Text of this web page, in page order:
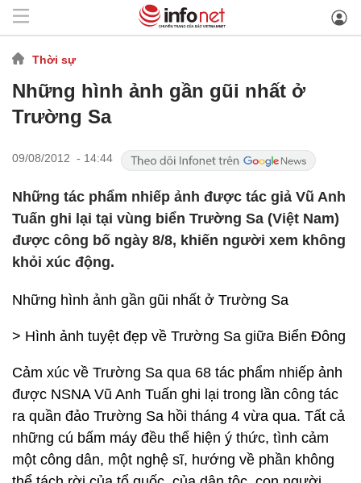
Thời sự
Những hình ảnh gần gũi nhất ở
Trường Sa
09/08/2012 - 14:44
Những tác phẩm nhiếp ảnh được tác giả Vũ Anh
Tuấn ghi lại tại vùng biển Trường Sa (Việt Nam)
được công bố ngày 8/8, khiến người xem không
khỏi xúc động.
Những hình ảnh gần gũi nhất ở Trường Sa
> Hình ảnh tuyệt đẹp về Trường Sa giữa Biển Đông
Cảm xúc về Trường Sa qua 68 tác phẩm nhiếp ảnh
được NSNA Vũ Anh Tuấn ghi lại trong lần công tác
ra quần đảo Trường Sa hồi tháng 4 vừa qua. Tất cả
những cú bấm máy đều thể hiện ý thức, tình cảm
một công dân, một nghệ sĩ, hướng về phần không